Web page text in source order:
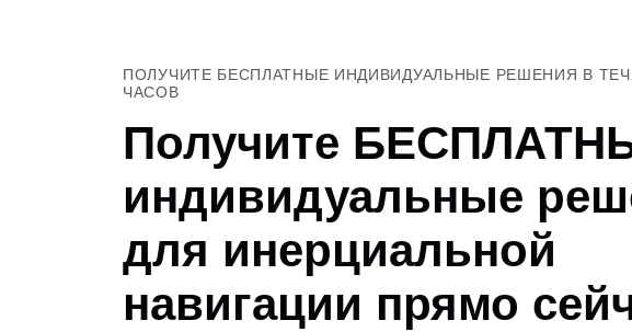
ПОЛУЧИТЕ БЕСПЛАТНЫЕ ИНДИВИДУАЛЬНЫЕ РЕШЕНИЯ В
ЧАСОВ
Получите
индивидуальные
для инерциальной
навигации прямо